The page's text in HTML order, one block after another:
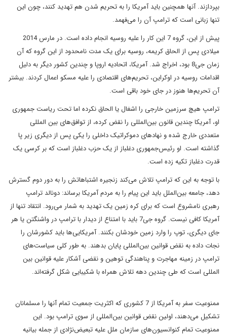
بپردازند. آنها همچنین باید آمریکا را به تحریم شدن هم تهدید کنند، چون این
تنها زبانی است که ترامپ آن را می‌فهمد.
پیش از این، گروه 7 این کار را علیه روسیه انجام داده است. در مارس 2014
میلادی پس از الحاق کریمه، روسیه برای یک مدت نامحدود از این گروه که آن
زمان جی8 بود، اخراج شد. آمریکا، اتحادیه اروپا و چندین کشور دیگر به دلیل
اقدامات روسیه در اوکراین، تحریم‌های اقتصادی را علیه مسکو اعمال کردند. بیشتر
آن تحریم‌ها هنوز در جای خود باقی است.
ترامپ هیچ سرزمین خارجی را اشغال یا الحاق نکرده‌ اما تحت ریاست جمهوری
او، آمریکا چندین قانون بین‌المللی را نقض کرده، از توافق‌های بین المللی
متعددی خارج شده و نهادهای دموکراتیک داخلی را یکی پس از دیگری زیر پا
گذاشته است. او رئیس‌جمهوری دغلباز از یک حزب دغلباز است که بر کرسی یک
قدرت دغلباز تکیه زده است.
با توجه به این که ترامپ تلاش می‌کند زنجیره اشتباهاتش را به دور دوم گسترش
دهد، جامعه بین‌الملل باید این پیام را به مردم آمریکا برساند: دونالد ترامپ
رهبری نامشروع است که برای کره زمین یک تهدید به شمار می‌رود. انتقاد تنها از
آمریکا کافی نیست. گروه جی7 باید با امتناع از دیدار با ترامپ در واشنگتن یا هر
جای دیگری، توپ را وارد زمین خودشان بکنند. آمریکایی‌ها باید کشورشان را
نجات داده به نقض قوانین بین‌المللی پایان بدهند. به طور کلی سیاست‌های
ترامپ در زمینه مهاجرت و پناهندگی توهین و نقضی آشکار علیه قوانین بین
المللی است که طی چندین دهه تلاش همراه با شکیبایی شکل گرفته‌اند.
ممنوعیت سفر به آمریکا از 7 کشوری که اکثریت جمعیت تمام آنها را مسلمانان
تشکیل می‌دهند، اولین نقض قوانین بین‌المللی از سوی ترامپ بود. این
ممنوعیت تمام کنوانسیون‌های سازمان ملل علیه تبعیض‌نژادی از جمله بیانیه